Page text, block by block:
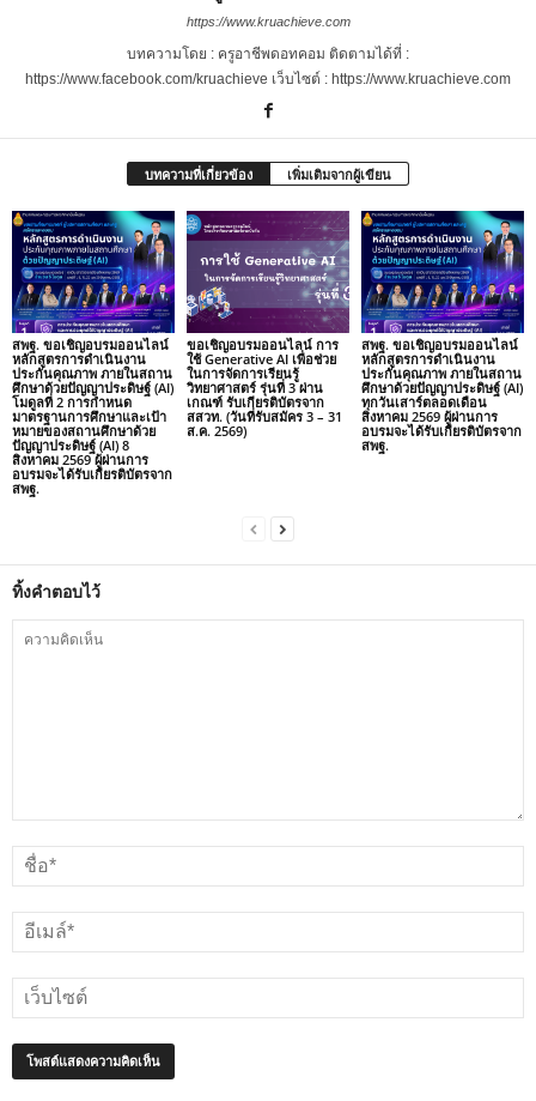
https://www.kruachieve.com
บทความโดย : ครูอาชีพดอทคอม ติดตามได้ที่ :
https://www.facebook.com/kruachieve เว็บไซต์ : https://www.kruachieve.com
บทความที่เกี่ยวข้อง เพิ่มเติมจากผู้เขียน
สพฐ. ขอเชิญอบรมออนไลน์
หลักสูตรการดำเนินงาน
ประกันคุณภาพ ภายในสถาน
ศึกษาด้วยปัญญาประดิษฐ์ (AI)
โมดูลที่ 2 การกำหนด
มาตรฐานการศึกษาและเป้า
หมายของสถานศึกษาด้วย
ปัญญาประดิษฐ์ (AI) 8
สิงหาคม 2569 ผู้ผ่านการ
อบรมจะได้รับเกียรติบัตรจาก
สพฐ.
ขอเชิญอบรมออนไลน์ การ
ใช้ Generative AI เพื่อช่วย
ในการจัดการเรียนรู้
วิทยาศาสตร์ รุ่นที่ 3 ผ่าน
เกณฑ์ รับเกียรติบัตรจาก
สสวท. (วันที่รับสมัคร 3 – 31
ส.ค. 2569)
สพฐ. ขอเชิญอบรมออนไลน์
หลักสูตรการดำเนินงาน
ประกันคุณภาพ ภายในสถาน
ศึกษาด้วยปัญญาประดิษฐ์ (AI)
ทุกวันเสาร์ตลอดเดือน
สิงหาคม 2569 ผู้ผ่านการ
อบรมจะได้รับเกียรติบัตรจาก
สพฐ.
ทิ้งคำตอบไว้